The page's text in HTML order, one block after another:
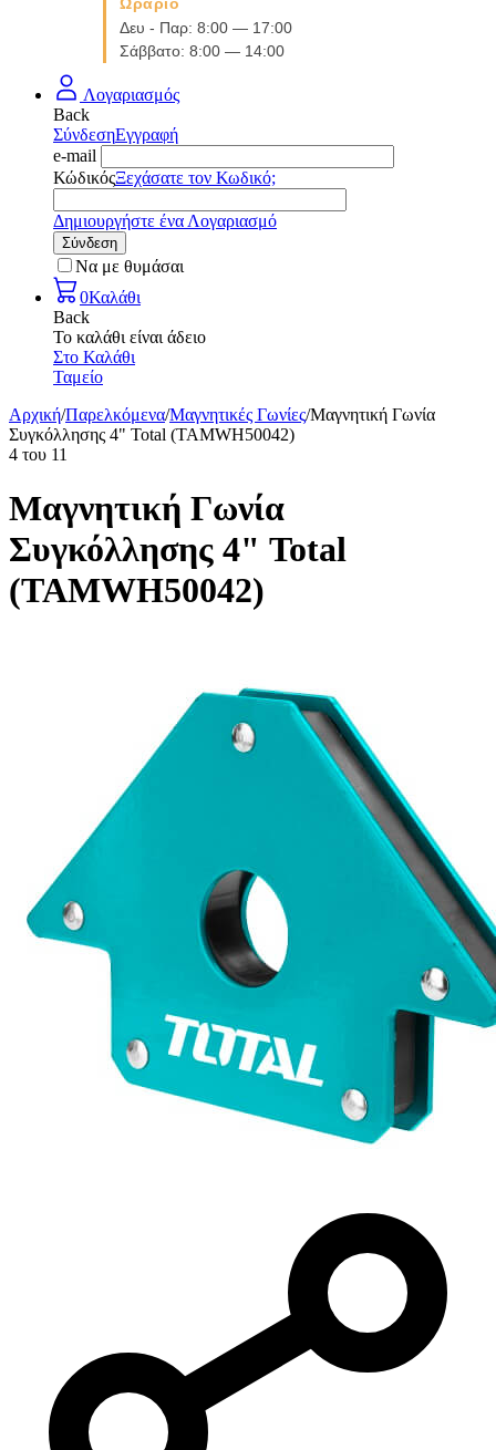
Δευ - Παρ: 8:00 — 17:00
Σάββατο: 8:00 — 14:00
Λογαριασμός
Back
ΣύνδεσηΕγγραφή
e-mail
ΚώδικόςΞεχάσατε τον Κωδικό;
Δημιουργήστε ένα Λογαριασμό
Σύνδεση
Να με θυμάσαι
0Καλάθι
Back
Το καλάθι είναι άδειο
Στο Καλάθι
Ταμείο
Αρχική/Παρελκόμενα/Μαγνητικές Γωνίες/Μαγνητική Γωνία
Συγκόλλησης 4" Total (TAMWH50042)
4 του 11
Μαγνητική Γωνία
Συγκόλλησης 4" Total
(TAMWH50042)